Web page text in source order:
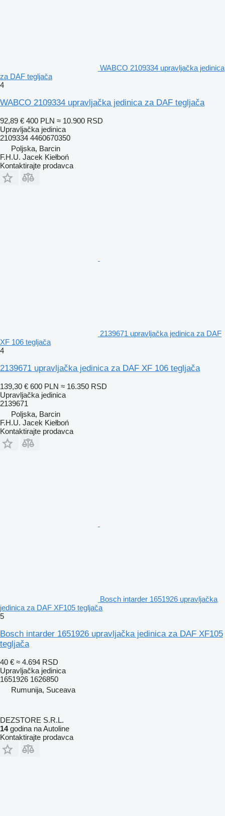
WABCO 2109334 upravljačka jedinica
za DAF tegljača
4
WABCO 2109334 upravljačka jedinica za DAF tegljača
92,89 € 400 PLN ≈ 10.900 RSD
Upravljačka jedinica
2109334 4460670350
Poljska, Barcin
F.H.U. Jacek Kiełboń
Kontaktirajte prodavca
2139671 upravljačka jedinica za DAF
XF 106 tegljača
4
2139671 upravljačka jedinica za DAF XF 106 tegljača
139,30 € 600 PLN ≈ 16.350 RSD
Upravljačka jedinica
2139671
Poljska, Barcin
F.H.U. Jacek Kiełboń
Kontaktirajte prodavca
Bosch intarder 1651926 upravljačka
jedinica za DAF XF105 tegljača
5
Bosch intarder 1651926 upravljačka jedinica za DAF XF105
tegljača
40 € ≈ 4.694 RSD
Upravljačka jedinica
1651926 1626850
Rumunija, Suceava
DEZSTORE S.R.L.
14godina na Autoline
Kontaktirajte prodavca